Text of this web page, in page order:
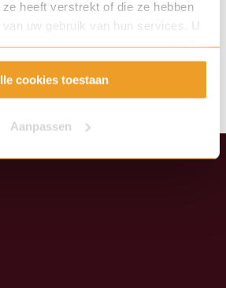
heeft verstrekt of die ze hebben
uw gebruik van hun services. U
cookies als u onze website blijft
cookies toestaan
Aanpassen